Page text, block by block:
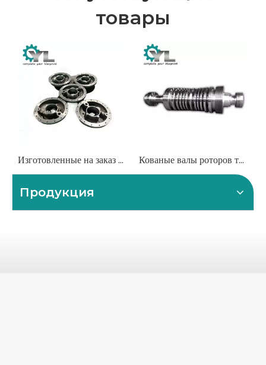
товары
Изготовленные на заказ стальные крышки, заглушки и фланцы Кованые валы роторов турбин и генераторов
Продукция